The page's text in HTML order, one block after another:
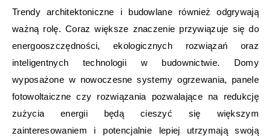
Trendy architektoniczne i budowlane również odgrywają
ważną rolę. Coraz większe znaczenie przywiązuje się do
energooszczędności, ekologicznych rozwiązań oraz
inteligentnych technologii w budownictwie. Domy
wyposażone w nowoczesne systemy ogrzewania, panele
fotowoltaiczne czy rozwiązania pozwalające na redukcję
zużycia energii będą cieszyć się większym
zainteresowaniem i potencjalnie lepiej utrzymają swoją